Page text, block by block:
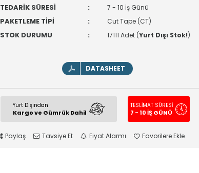
TEDARİK SÜRESİ : 7 - 10 İş Günü
PAKETLEME TİPİ : Cut Tape (CT)
STOK DURUMU : 17111 Adet (Yurt Dışı Stok!)
DATASHEET
Yurt Dışından
Kargo ve Gümrük Dahil
TESLİMAT SÜRESİ
7 - 10 İŞ GÜNÜ
Paylaş Tavsiye Et Fiyat Alarmı Favorilere Ekle